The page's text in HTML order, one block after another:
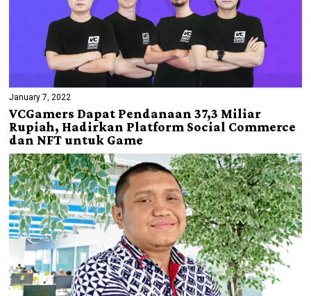
January 7, 2022
VCGamers Dapat Pendanaan 37,3 Miliar
Rupiah, Hadirkan Platform Social Commerce
dan NFT untuk Game